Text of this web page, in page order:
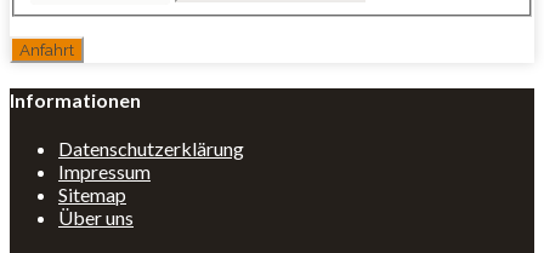
Informationen
Datenschutzerklärung
Impressum
Sitemap
Über uns